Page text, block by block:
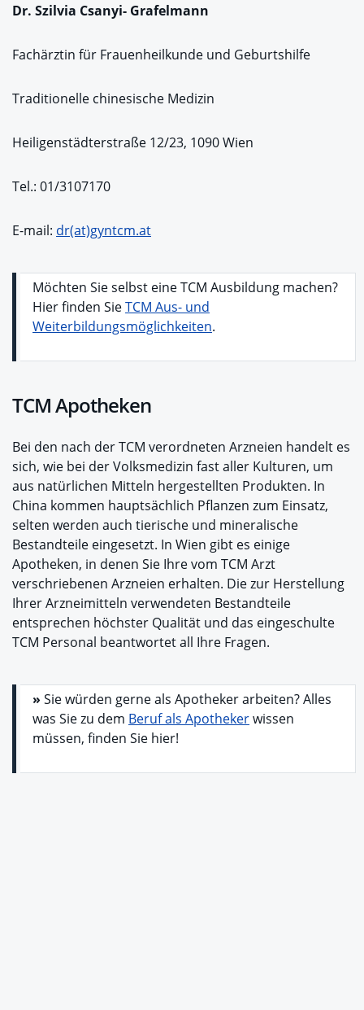
Dr. Szilvia Csanyi- Grafelmann
Fachärztin für Frauenheilkunde und Geburtshilfe
Traditionelle chinesische Medizin
Heiligenstädterstraße 12/23, 1090 Wien
Tel.: 01/3107170
E-mail: dr(at)gyntcm.at
Möchten Sie selbst eine TCM Ausbildung machen?
Hier finden SieTCM Aus- und
Weiterbildungsmöglichkeiten.
TCM Apotheken
Bei den nach der TCM verordneten Arzneien handelt es
sich, wie bei der Volksmedizin fast aller Kulturen, um
aus natürlichen Mitteln hergestellten Produkten. In
China kommen hauptsächlich Pflanzen zum Einsatz,
selten werden auch tierische und mineralische
Bestandteile eingesetzt. In Wien gibt es einige
Apotheken, in denen Sie Ihre vom TCM Arzt
verschriebenen Arzneien erhalten. Die zur Herstellung
Ihrer Arzneimitteln verwendeten Bestandteile
entsprechen höchster Qualität und das eingeschulte
TCM Personal beantwortet all Ihre Fragen.
» Sie würden gerne als Apotheker arbeiten? Alles
was Sie zu dem Beruf als Apothekerwissen
müssen, finden Sie hier!